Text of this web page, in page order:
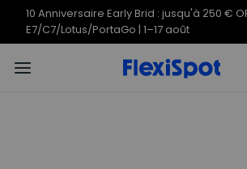
10 Anniversaire Early Brid : jusqu'à 250 €
E7/C7/Lotus/PortaGo | 1–17 août